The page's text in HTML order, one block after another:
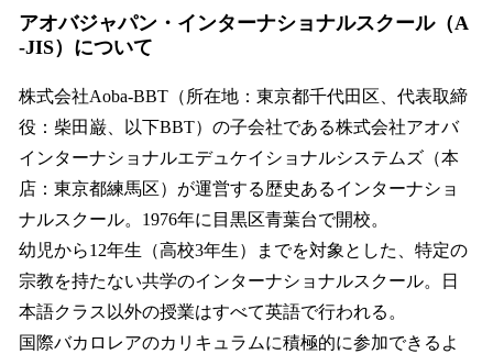
アオバジャパン・インターナショナルスクール（A
-JIS）について
株式会社Aoba-BBT（所在地：東京都千代田区、代表取締
役：柴田巌、以下BBT）の子会社である株式会社アオバ
インターナショナルエデュケイショナルシステムズ（本
店：東京都練馬区）が運営する歴史あるインターナショ
ナルスクール。1976年に目黒区青葉台で開校。
幼児から12年生（高校3年生）までを対象とした、特定の
宗教を持たない共学のインターナショナルスクール。日
本語クラス以外の授業はすべて英語で行われる。
国際バカロレアのカリキュラムに積極的に参加できるよ